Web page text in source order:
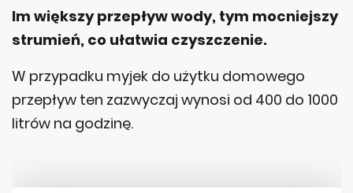
Im większy przepływ wody, tym mocniejszy
strumień, co ułatwia czyszczenie.
W przypadku myjek do użytku domowego
przepływ ten zazwyczaj wynosi od 400 do 1000
litrów na godzinę.